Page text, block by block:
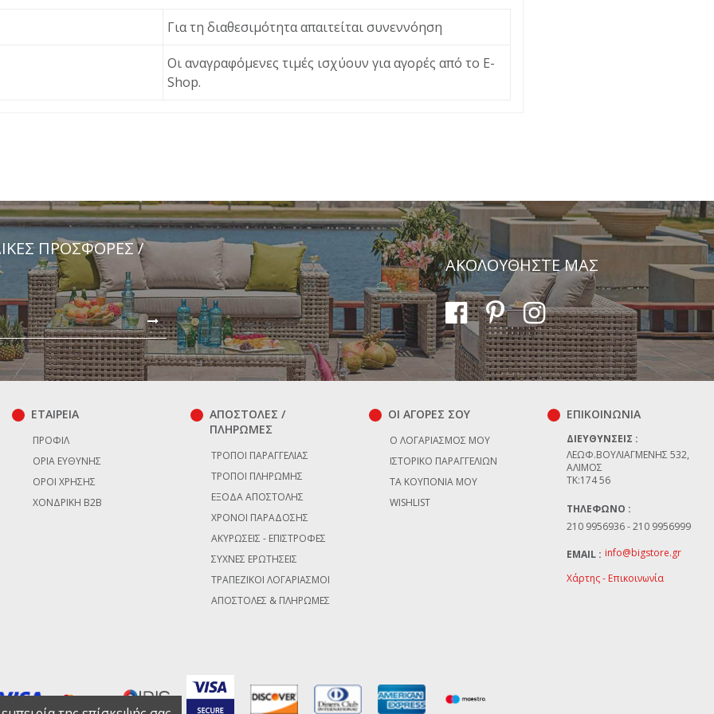
Για τη διαθεσιμότητα απαιτείται συνεννόηση
Οι αναγραφόμενες τιμές ισχύουν για αγορές από το Ε-
Shop.
Αποστολή
ΠΡΟΣΦΟΡΈΣ /
ΑΚΟΛΟΥΘΗΣΤΕ ΜΑΣ
ΕΤΑΙΡΕΙΑ
ΠΡΟΦΊΛ
ΌΡΙΑ ΕΥΘΎΝΗΣ
ΌΡΟΙ ΧΡΉΣΗΣ
ΧΟΝΔΡΙΚΉ B2B
ΑΠΟΣΤΟΛΕΣ /
ΠΛΗΡΩΜΕΣ
ΤΡΌΠΟΙ ΠΑΡΑΓΓΕΛΊΑΣ
ΤΡΌΠΟΙ ΠΛΗΡΩΜΉΣ
ΈΞΟΔΑ ΑΠΟΣΤΟΛΉΣ
ΧΡΌΝΟΙ ΠΑΡΆΔΟΣΗΣ
ΑΚΥΡΏΣΕΙΣ - ΕΠΙΣΤΡΟΦΈΣ
ΣΥΧΝΈΣ ΕΡΩΤΉΣΕΙΣ
ΤΡΑΠΕΖΙΚΟΊ ΛΟΓΑΡΙΑΣΜΟΊ
ΑΠΟΣΤΟΛΈΣ & ΠΛΗΡΩΜΈΣ
ΟΙ ΑΓΟΡΕΣ ΣΟΥ
Ο ΛΟΓΑΡΙΑΣΜΌΣ ΜΟΥ
ΙΣΤΟΡΙΚΌ ΠΑΡΑΓΓΕΛΙΏΝ
ΤΑ ΚΟΥΠΌΝΙΑ ΜΟΥ
WISHLIST
ΕΠΙΚΟΙΝΩΝΊΑ
ΔΙΕΥΘΎΝΣΕΙΣ :
ΛΕΩΦ.ΒΟΥΛΙΑΓΜΈΝΗΣ 532,
ΆΛΙΜΟΣ
TK:174 56
ΤΗΛΈΦΩΝΟ :
210 9956936 - 210 9956999
EMAIL : info@bigstore.gr
Χάρτης - Επικοινωνία